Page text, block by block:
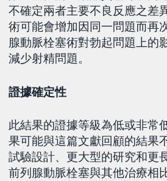
不確定兩者主要不良反應之差
術可能會增加因同一問題而再
腺動脈栓塞術對勃起問題上的
減少射精問題。
證據確定性
此結果的證據等級為低或非常
果可能與這篇文獻回顧的結果
試驗設計、更大型的研究和更
前列腺動脈栓塞與其他治療相